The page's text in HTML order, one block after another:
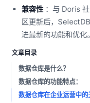
兼容性 ：与 Doris
区更新后，
进最新的功能和优化。
文章目录
数据仓库是什么？
数据仓库的功能特点：
数据仓库在企业运营中的